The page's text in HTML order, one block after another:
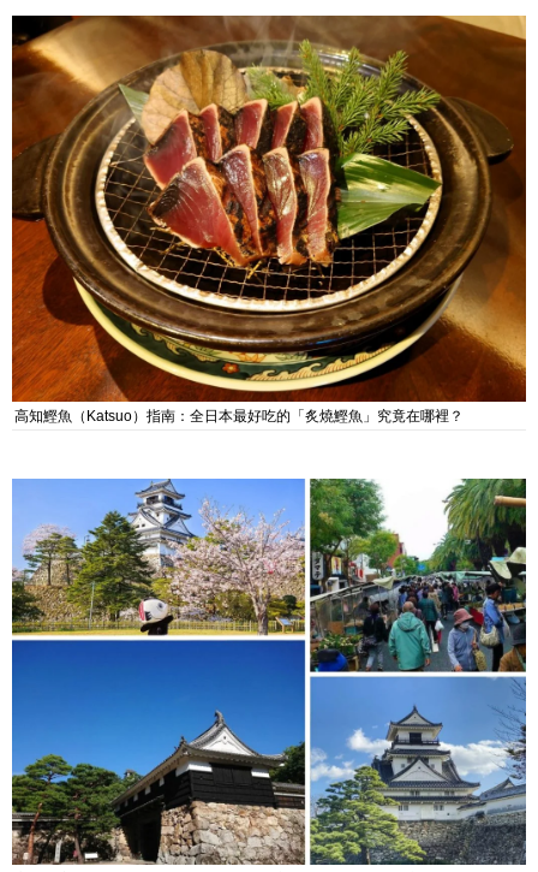
高知鰹魚（Katsuo）指南：全日本最好吃的「炙燒鰹魚」究竟在哪裡？